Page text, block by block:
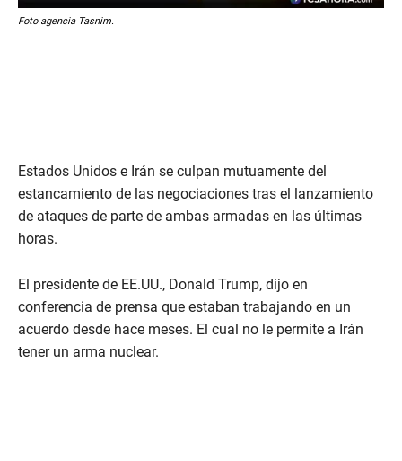
Foto agencia Tasnim.
Estados Unidos e Irán se culpan mutuamente del
estancamiento de las negociaciones tras el lanzamiento
de ataques de parte de ambas armadas en las últimas
horas.
El presidente de EE.UU., Donald Trump, dijo en
conferencia de prensa que estaban trabajando en un
acuerdo desde hace meses. El cual no le permite a Irán
tener un arma nuclear.